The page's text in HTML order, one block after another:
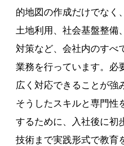
的地図の作成だけでなく
土地利用、社会基盤整備
対策など、会社内のすべ
業務を行っています。必
広く対応できることが強
そうしたスキルと専門性
するために、入社後に初
技術まで実践形式で教育